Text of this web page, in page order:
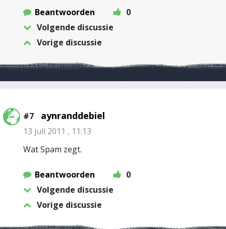
Beantwoorden
0
Volgende discussie
Vorige discussie
#7 aynranddebiel
13 juli 2011 , 11:13
Wat Spam zegt.
Beantwoorden
0
Volgende discussie
Vorige discussie